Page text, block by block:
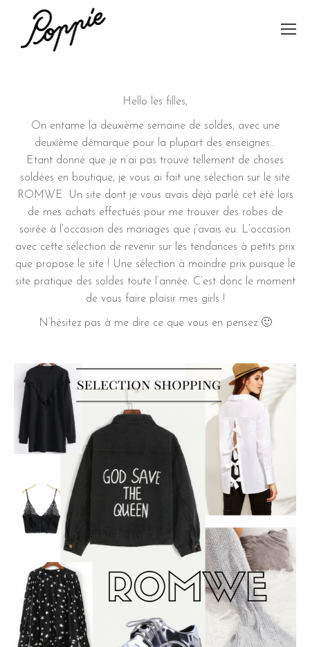
Hello les filles,
On entame la deuxième semaine de soldes, avec une
deuxième démarque pour la plupart des enseignes…
Etant donné que je n’ai pas trouvé tellement de choses
soldées en boutique, je vous ai fait une sélection sur le site
ROMWE. Un site dont je vous avais déjà parlé cet été lors
de mes achats effectués pour me trouver des robes de
soirée à l’occasion des mariages que j’avais eu. L’occasion
avec cette sélection de revenir sur les tendances à petits prix
que propose le site ! Une sélection à moindre prix puisque le
site pratique des soldes toute l’année. C’est donc le moment
de vous faire plaisir mes girls !
N’hésitez pas à me dire ce que vous en pensez 🙂